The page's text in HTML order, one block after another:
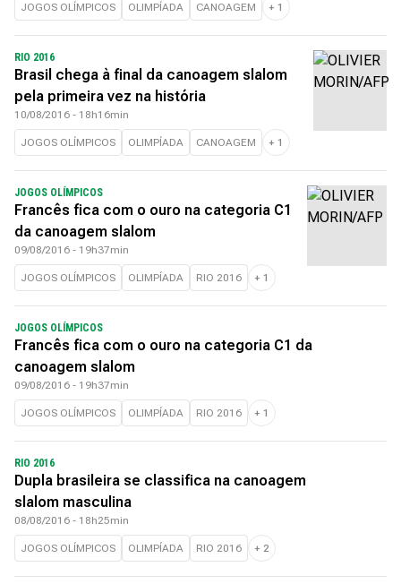
JOGOS OLÍMPICOS OLIMPÍADA CANOAGEM + 1
RIO 2016
Brasil chega à final da canoagem slalom
pela primeira vez na história
10/08/2016 - 18h16min
JOGOS OLÍMPICOS OLIMPÍADA CANOAGEM + 1
JOGOS OLÍMPICOS
Francês fica com o ouro na categoria C1
da canoagem slalom
09/08/2016 - 19h37min
JOGOS OLÍMPICOS OLIMPÍADA RIO 2016 + 1
JOGOS OLÍMPICOS
Francês fica com o ouro na categoria C1 da
canoagem slalom
09/08/2016 - 19h37min
JOGOS OLÍMPICOS OLIMPÍADA RIO 2016 + 1
RIO 2016
Dupla brasileira se classifica na canoagem
slalom masculina
08/08/2016 - 18h25min
JOGOS OLÍMPICOS OLIMPÍADA RIO 2016 + 2